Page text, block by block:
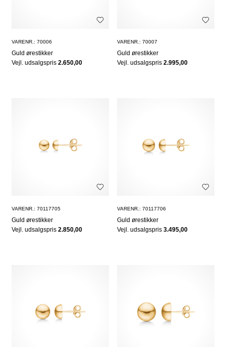
VARENR.: 70006
Guld ørestikker
Vejl. udsalgspris 2.650,00
VARENR.: 70007
Guld ørestikker
Vejl. udsalgspris2.995,00
VARENR.: 70117705
Guld ørestikker
Vejl. udsalgspris 2.850,00
VARENR.: 70117706
Guld ørestikker
Vejl. udsalgspris3.495,00